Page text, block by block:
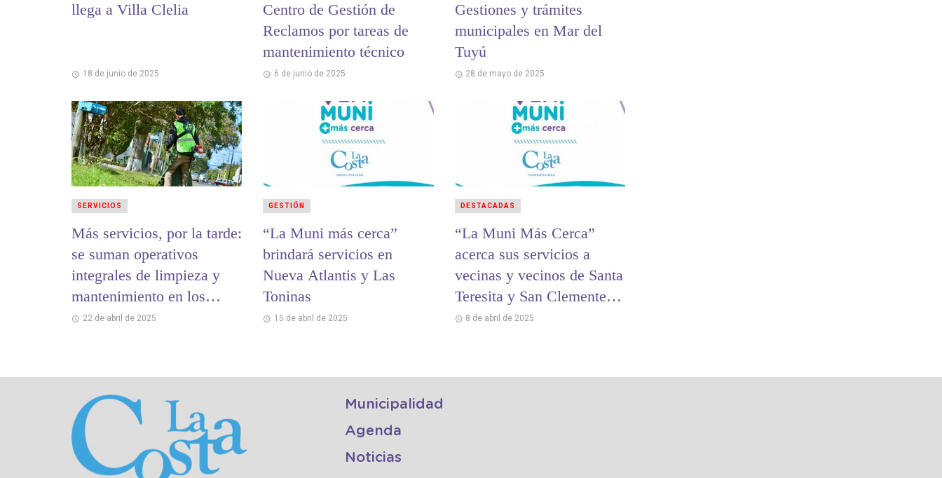
llega a Villa Clelia
18 de junio de 2025
Centro de Gestión de
Reclamos por tareas de
mantenimiento técnico
6 de junio de 2025
Gestiones y trámites
municipales en Mar del
Tuyú
28 de mayo de 2025
Más servicios, por la tarde:
se suman operativos
integrales de limpieza y
mantenimiento en los
barrios
22 de abril de 2025
SERVICIOS
“La Muni más cerca”
brindará servicios en
Nueva Atlantis y Las
Toninas
15 de abril de 2025
GESTIÓN
“La Muni Más Cerca”
acerca sus servicios a
vecinas y vecinos de Santa
Teresita y San Clemente
del Tuyú
8 de abril de 2025
DESTACADAS
Municipalidad
Agenda
Noticias